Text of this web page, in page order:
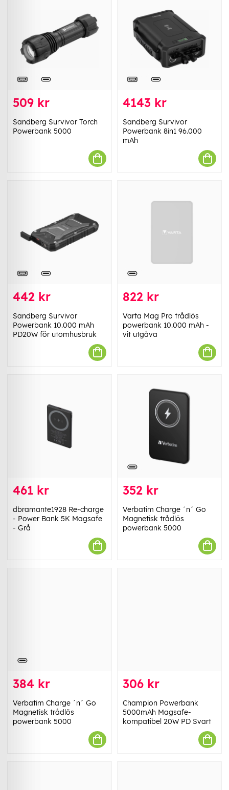
509 kr
Sandberg Survivor Torch
Powerbank 5000
4143 kr
Sandberg Survivor
Powerbank 8in1 96.000
mAh
442 kr
Sandberg Survivor
Powerbank 10.000 mAh
PD20W för utomhusbruk
822 kr
Varta Mag Pro trådlös
powerbank 10.000 mAh -
vit utgåva
461 kr
dbramante1928 Re-charge
- Power Bank 5K Magsafe
- Grå
352 kr
Verbatim Charge ´n´ Go
Magnetisk trådlös
powerbank 5000
384 kr
Verbatim Charge ´n´ Go
Magnetisk trådlös
powerbank 5000
306 kr
Champion Powerbank
5000mAh Magsafe-
kompatibel 20W PD Svart